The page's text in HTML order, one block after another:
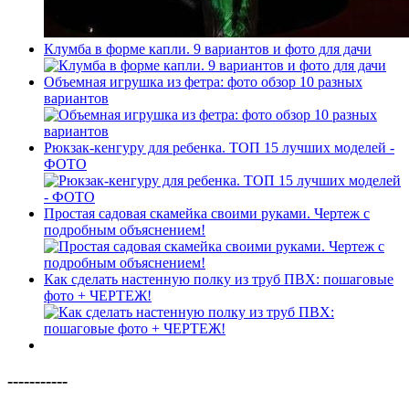
Клумба в форме капли. 9 вариантов и фото для дачи
Объемная игрушка из фетра: фото обзор 10 разных
вариантов
Рюкзак-кенгуру для ребенка. ТОП 15 лучших моделей -
ФОТО
Простая садовая скамейка своими руками. Чертеж с
подробным объяснением!
Как сделать настенную полку из труб ПВХ: пошаговые
фото + ЧЕРТЕЖ!
-----------